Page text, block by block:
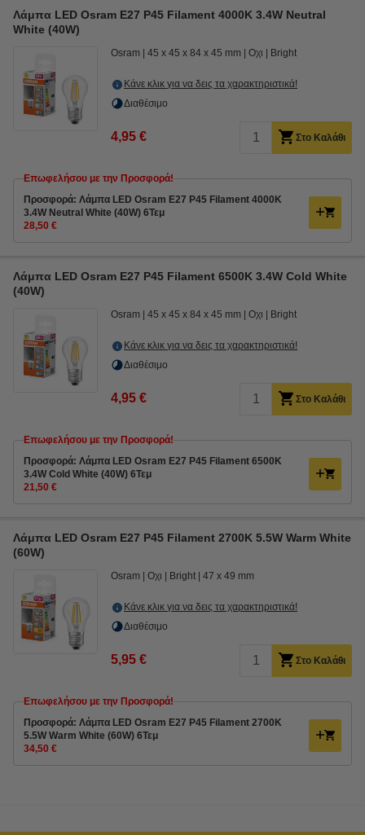
Λάμπα LED Osram E27 P45 Filament 4000K 3.4W Neutral
White (40W)
Osram 45 x 45 x 84 x 45 mm Οχι Bright
Κάνε κλικ για να δεις τα χαρακτηριστικά!
Διαθέσιμο
4,95 € Στο Καλάθι
Επωφελήσου με την Προσφορά!
Προσφορά: Λάμπα LED Osram E27 P45 Filament 4000K
3.4W Neutral White (40W) 6Τεμ
28,50 €
Λάμπα LED Osram E27 P45 Filament 6500K 3.4W Cold White
(40W)
Osram 45 x 45 x 84 x 45 mm Οχι Bright
Κάνε κλικ για να δεις τα χαρακτηριστικά!
Διαθέσιμο
4,95 € Στο Καλάθι
Επωφελήσου με την Προσφορά!
Προσφορά: Λάμπα LED Osram E27 P45 Filament 6500K
3.4W Cold White (40W) 6Τεμ
21,50 €
Λάμπα LED Osram E27 P45 Filament 2700K 5.5W Warm White
(60W)
Osram Οχι Bright 47 x 49 mm
Κάνε κλικ για να δεις τα χαρακτηριστικά!
Διαθέσιμο
5,95 € Στο Καλάθι
Επωφελήσου με την Προσφορά!
Προσφορά: Λάμπα LED Osram E27 P45 Filament 2700K
5.5W Warm White (60W) 6Τεμ
34,50 €